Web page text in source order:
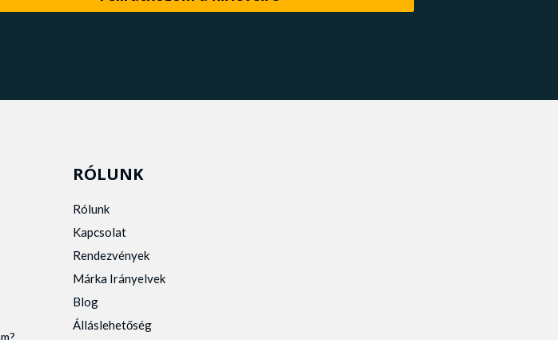
RÓLUNK
Rólunk
Kapcsolat
Rendezvények
Márka Irányelvek
Blog
Álláslehetőség